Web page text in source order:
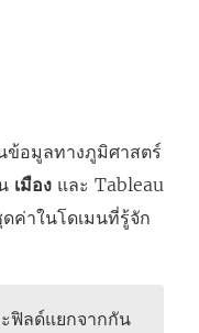
ข้อมูลทางภูมิศาสตร์
เมือง และ Tableau
ค่าในโดเมนที่รู้จัก
ฟิลด์แยกจากกัน